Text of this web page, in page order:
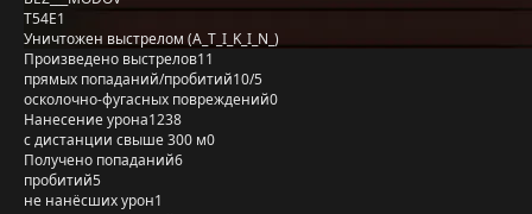
T54E1
Уничтожен выстрелом (A_T_I_K_I_N_)
Произведено выстрелов11
прямых попаданий/пробитий10/5
осколочно-фугасных повреждений0
Нанесение урона1238
с дистанции свыше 300 м0
Получено попаданий6
пробитий5
не нанёсших урон1